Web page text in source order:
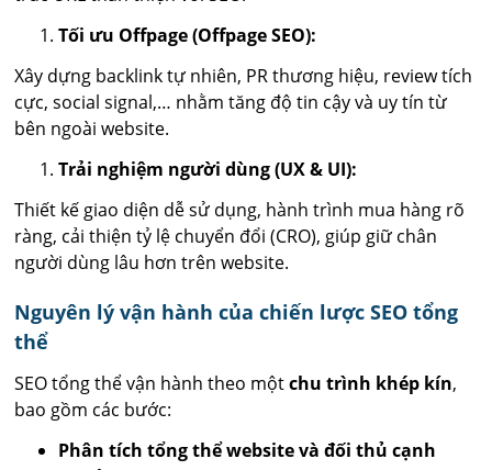
Tối ưu Offpage (Offpage SEO):
Xây dựng backlink tự nhiên, PR thương hiệu, review tích
cực, social signal,… nhằm tăng độ tin cậy và uy tín từ
bên ngoài website.
Trải nghiệm người dùng (UX & UI):
Thiết kế giao diện dễ sử dụng, hành trình mua hàng rõ
ràng, cải thiện tỷ lệ chuyển đổi (CRO), giúp giữ chân
người dùng lâu hơn trên website.
Nguyên lý vận hành của chiến lược SEO tổng
thể
SEO tổng thể vận hành theo mộtchu trình khép kín,
bao gồm các bước:
Phân tích tổng thể website và đối thủ cạnh